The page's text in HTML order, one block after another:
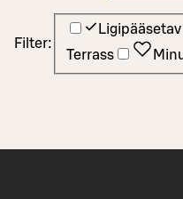
Filter:
Ligipääsetav
Terrass